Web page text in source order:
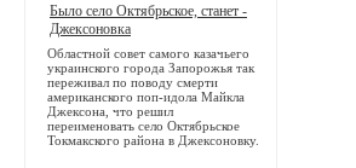
Было село Октябрьское, станет -
Джексоновка
Областной совет самого казачьего
украинского города Запорожья так
переживал по поводу смерти
американского поп-идола Майкла
Джексона, что решил
переименовать село Октябрьское
Токмакского района в Джексоновку.